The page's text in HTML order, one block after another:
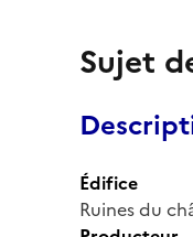
Sujet
Édifice
Ruines du